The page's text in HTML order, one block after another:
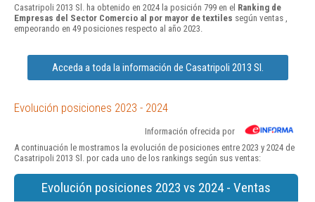
Casatripoli 2013 Sl. ha obtenido en 2024 la posición 799 en el Ranking de
Empresas del Sector Comercio al por mayor de textiles según ventas ,
empeorando en 49 posiciones respecto al año 2023.
Acceda a toda la información de Casatripoli 2013 Sl.
Evolución posiciones 2023 - 2024
Información ofrecida por
A continuación le mostramos la evolución de posiciones entre 2023 y 2024 de
Casatripoli 2013 Sl. por cada uno de los rankings según sus ventas:
Evolución posiciones 2023 vs 2024 - Ventas